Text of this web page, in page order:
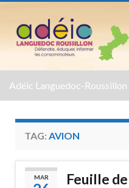
Adéic Languedoc-Roussillon
TAG: AVION
MAR Feuille